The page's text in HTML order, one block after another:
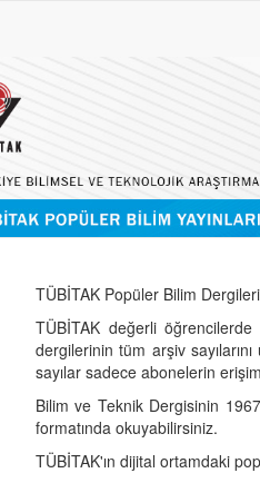
TÜBİTAK Popüler Bilim
TÜBİTAK değerli
dergilerinin tüm arşiv
sayılar sadece abonelerin
Bilim ve Teknik Dergisinin
formatında okuyabilirsiniz.
TÜBİTAK'ın dijital ortamdaki